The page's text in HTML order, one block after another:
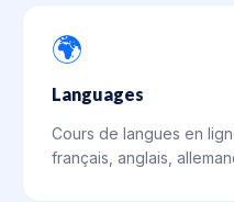
🌍
Languages
Cours de langues en
français, anglais,